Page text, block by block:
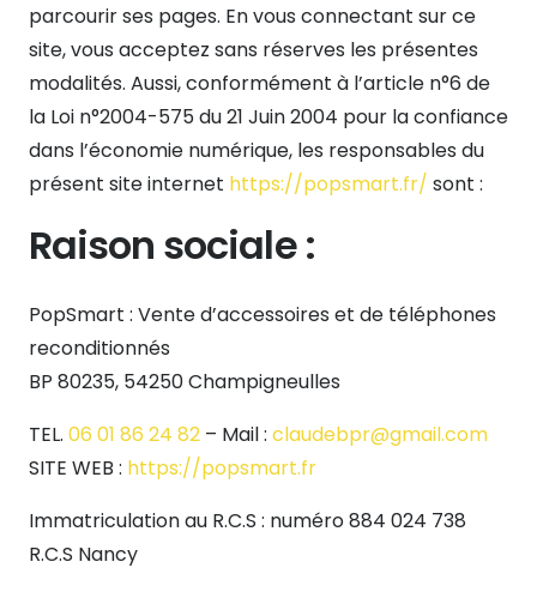
parcourir ses pages. En vous connectant sur ce
site, vous acceptez sans réserves les présentes
modalités. Aussi, conformément à l’article n°6 de
la Loi n°2004-575 du 21 Juin 2004 pour la confiance
dans l’économie numérique, les responsables du
présent site internet https://popsmart.fr/ sont :
Raison sociale :
PopSmart : Vente d’accessoires et de téléphones
reconditionnés
BP 80235, 54250 Champigneulles
TEL. 06 01 86 24 82 – Mail : claudebpr@gmail.com
SITE WEB : https://popsmart.fr
Immatriculation au R.C.S : numéro 884 024 738
R.C.S Nancy